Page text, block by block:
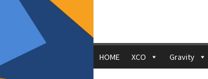
HOME XCO Gravity